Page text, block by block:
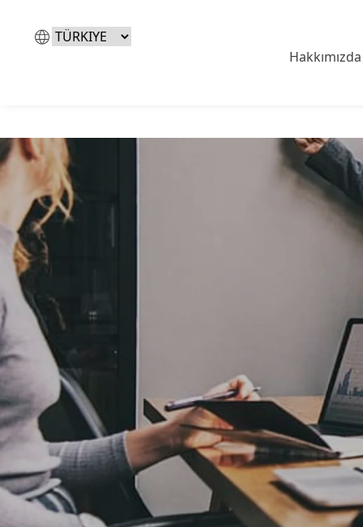
Dil
Hakkımızda